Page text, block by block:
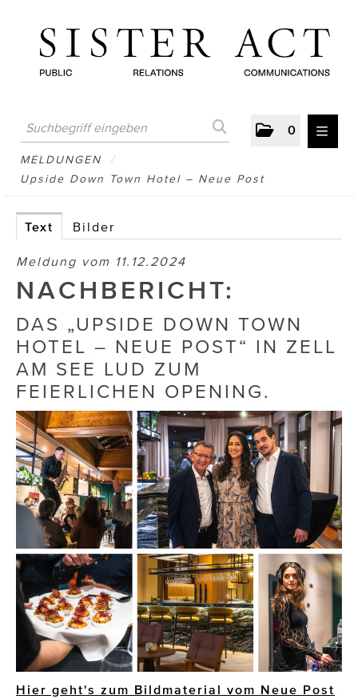
0
MELDUNGEN
ATELIER FĒ.
BERTRAMS
BewusstSchein
Brigitta Nemeth Art
CUBE
Die Dudlerei
Dominic Marcus Singer
Dominique Scharax – Move Mind Breath
Dr. Albert Fuchs
Élan Flow
Foodsavers
FREIHERZ
FRISTADS
FR!TZ EYEWEAR
GHOST BASTARD
MELDUNGEN
/
Upside Down Town Hotel – Neue Post
Text Bilder
Meldung vom 11.12.2024
NACHBERICHT:
DAS „UPSIDE DOWN TOWN
HOTEL – NEUE POST“ IN ZELL
AM SEE LUD ZUM
FEIERLICHEN OPENING.
Hier geht's zum Bildmaterial vom Neue Post